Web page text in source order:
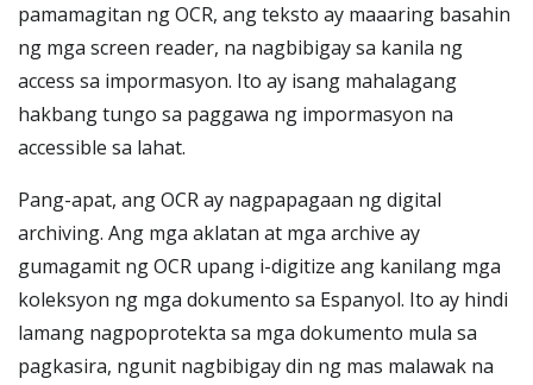
pamamagitan ng OCR, ang teksto ay maaaring basahin
ng mga screen reader, na nagbibigay sa kanila ng
access sa impormasyon. Ito ay isang mahalagang
hakbang tungo sa paggawa ng impormasyon na
accessible sa lahat.
Pang-apat, ang OCR ay nagpapagaan ng digital
archiving. Ang mga aklatan at mga archive ay
gumagamit ng OCR upang i-digitize ang kanilang mga
koleksyon ng mga dokumento sa Espanyol. Ito ay hindi
lamang nagpoprotekta sa mga dokumento mula sa
pagkasira, ngunit nagbibigay din ng mas malawak na